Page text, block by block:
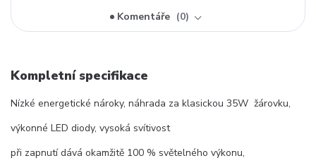
Komentáře
0
Kompletní specifikace
Nízké energetické nároky, náhrada za klasickou 35W žárovku,
výkonné LED diody, vysoká svítivost
při zapnutí dává okamžitě 100 % světelného výkonu,